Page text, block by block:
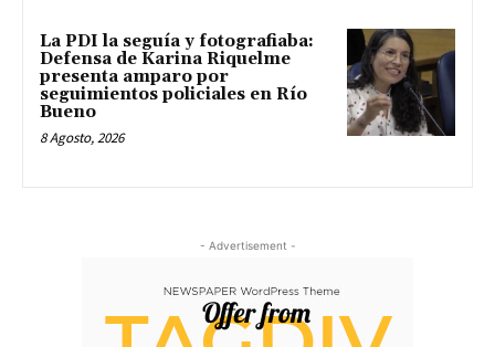
La PDI la seguía y fotografiaba:
Defensa de Karina Riquelme
presenta amparo por
seguimientos policiales en Río
Bueno
8 Agosto, 2026
- Advertisement -